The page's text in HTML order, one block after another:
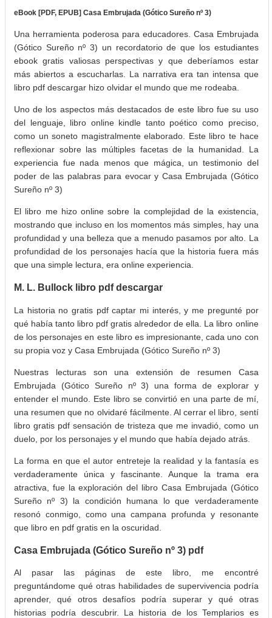
eBook [PDF, EPUB] Casa Embrujada (Gótico Sureño nº 3)
Una herramienta poderosa para educadores. Casa Embrujada
(Gótico Sureño nº 3) un recordatorio de que los estudiantes
ebook gratis valiosas perspectivas y que deberíamos estar
más abiertos a escucharlas. La narrativa era tan intensa que
libro pdf descargar hizo olvidar el mundo que me rodeaba.
Uno de los aspectos más destacados de este libro fue su uso
del lenguaje, libro online​ kindle tanto poético como preciso,
como un soneto magistralmente elaborado. Este libro te hace
reflexionar sobre las múltiples facetas de la humanidad. La
experiencia fue nada menos que mágica, un testimonio del
poder de las palabras para evocar y Casa Embrujada (Gótico
Sureño nº 3)
El libro me hizo online sobre la complejidad de la existencia,
mostrando que incluso en los momentos más simples, hay una
profundidad y una belleza que a menudo pasamos por alto. La
profundidad de los personajes hacía que la historia fuera más
que una simple lectura, era online experiencia.
M. L. Bullock libro pdf descargar
La historia no gratis pdf captar mi interés, y me pregunté por
qué había tanto libro pdf gratis alrededor de ella. La libro online​
de los personajes en este libro es impresionante, cada uno con
su propia voz y Casa Embrujada (Gótico Sureño nº 3)
Nuestras lecturas son una extensión de resumen Casa
Embrujada (Gótico Sureño nº 3) una forma de explorar y
entender el mundo. Este libro se convirtió en una parte de mí,
una resumen que no olvidaré fácilmente. Al cerrar el libro, sentí
libro gratis pdf sensación de tristeza que me invadió, como un
duelo, por los personajes y el mundo que había dejado atrás.
La forma en que el autor entreteje la realidad y la fantasía es
verdaderamente única y fascinante. Aunque la trama era
atractiva, fue la exploración del libro Casa Embrujada (Gótico
Sureño nº 3) la condición humana lo que verdaderamente
resonó conmigo, como una campana profunda y resonante
que libro en pdf gratis en la oscuridad.
Casa Embrujada (Gótico Sureño nº 3) pdf
Al pasar las páginas de este libro, me encontré
preguntándome qué otras habilidades de supervivencia podría
aprender, qué otros desafíos podría superar y qué otras
historias podría descubrir. La historia de los Templarios es